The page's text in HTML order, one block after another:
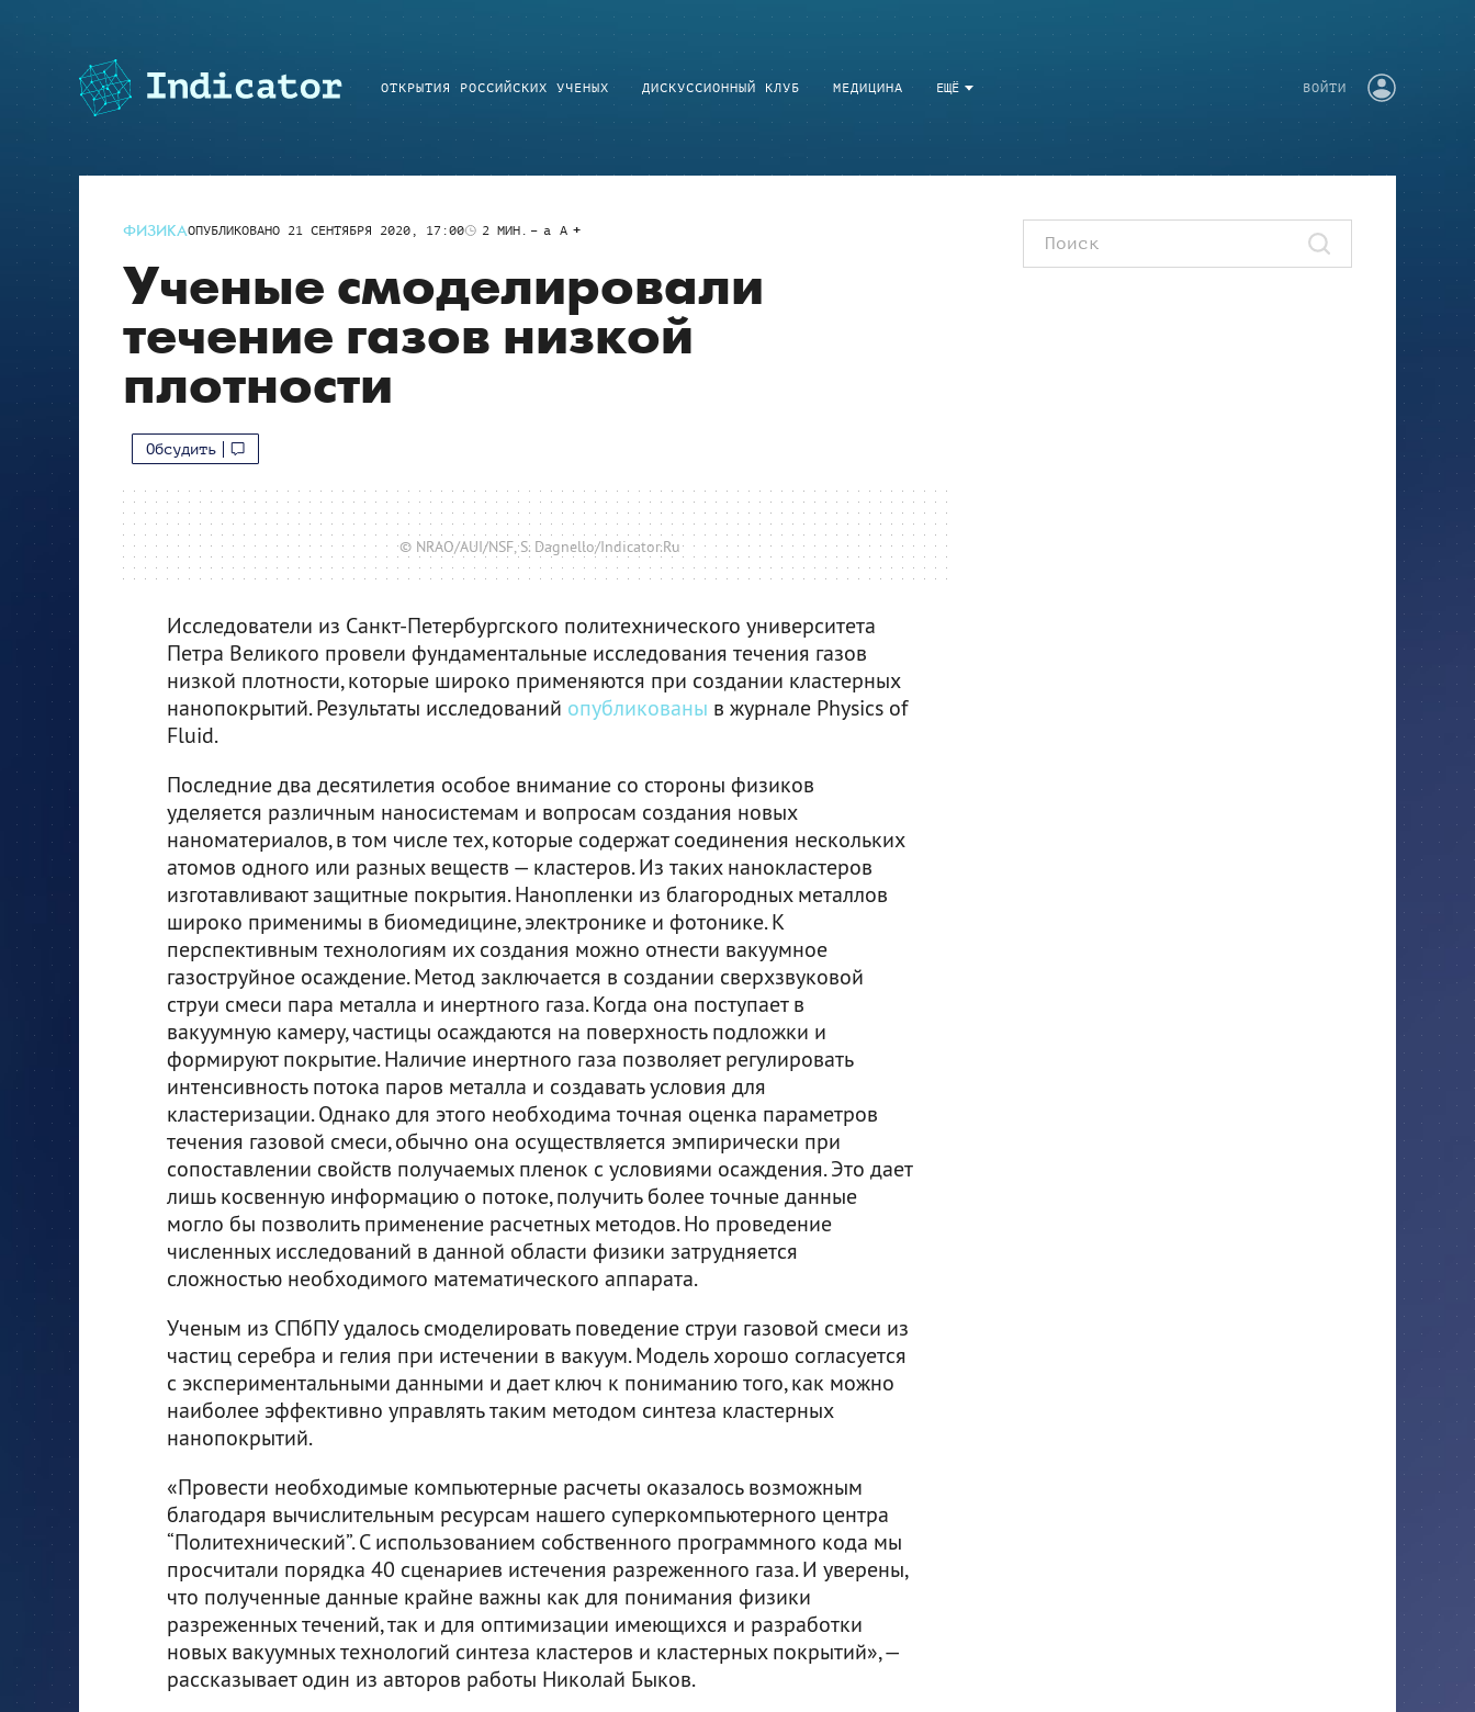
ЕЩЁ
ОТКРЫТИЯ РОССИЙСКИХ УЧЕНЫХ ДИСКУССИОННЫЙ КЛУБ МЕДИЦИНА ВОЙТИ
ФИЗИКАОПУБЛИКОВАНО 21 СЕНТЯБРЯ 2020, 17:00 2 МИН. a A
Ученые смоделировали
течение газов низкой
плотности
Обсудить
© NRAO/AUI/NSF, S. Dagnello/Indicator.Ru
Исследователи из Санкт-Петербургского политехнического университета
Петра Великого провели фундаментальные исследования течения газов
низкой плотности, которые широко применяются при создании кластерных
нанопокрытий. Результаты исследований опубликованы в журнале Physics of
Fluid.
Последние два десятилетия особое внимание со стороны физиков
уделяется различным наносистемам и вопросам создания новых
наноматериалов, в том числе тех, которые содержат соединения нескольких
атомов одного или разных веществ — кластеров. Из таких нанокластеров
изготавливают защитные покрытия. Нанопленки из благородных металлов
широко применимы в биомедицине, электронике и фотонике. К
перспективным технологиям их создания можно отнести вакуумное
газоструйное осаждение. Метод заключается в создании сверхзвуковой
струи смеси пара металла и инертного газа. Когда она поступает в
вакуумную камеру, частицы осаждаются на поверхность подложки и
формируют покрытие. Наличие инертного газа позволяет регулировать
интенсивность потока паров металла и создавать условия для
кластеризации. Однако для этого необходима точная оценка параметров
течения газовой смеси, обычно она осуществляется эмпирически при
сопоставлении свойств получаемых пленок с условиями осаждения. Это дает
лишь косвенную информацию о потоке, получить более точные данные
могло бы позволить применение расчетных методов. Но проведение
численных исследований в данной области физики затрудняется
сложностью необходимого математического аппарата.
Ученым из СПбПУ удалось смоделировать поведение струи газовой смеси из
частиц серебра и гелия при истечении в вакуум. Модель хорошо согласуется
с экспериментальными данными и дает ключ к пониманию того, как можно
наиболее эффективно управлять таким методом синтеза кластерных
нанопокрытий.
«Провести необходимые компьютерные расчеты оказалось возможным
благодаря вычислительным ресурсам нашего суперкомпьютерного центра
“Политехнический”. С использованием собственного программного кода мы
просчитали порядка 40 сценариев истечения разреженного газа. И уверены,
что полученные данные крайне важны как для понимания физики
разреженных течений, так и для оптимизации имеющихся и разработки
новых вакуумных технологий синтеза кластеров и кластерных покрытий», —
рассказывает один из авторов работы Николай Быков.